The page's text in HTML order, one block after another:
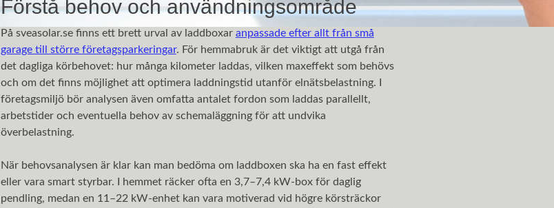
Förstå behov och användningsområde
På sveasolar.se finns ett brett urval av laddboxar anpassade efter allt från små
garage till större företagsparkeringar. För hemmabruk är det viktigt att utgå från
det dagliga körbehovet: hur många kilometer laddas, vilken maxeffekt som behövs
och om det finns möjlighet att optimera laddningstid utanför elnätsbelastning. I
företagsmiljö bör analysen även omfatta antalet fordon som laddas parallellt,
arbetstider och eventuella behov av schemaläggning för att undvika
överbelastning.
När behovsanalysen är klar kan man bedöma om laddboxen ska ha en fast effekt
eller vara smart styrbar. I hemmet räcker ofta en 3,7–7,4 kW-box för daglig
pendling, medan en 11–22 kW-enhet kan vara motiverad vid högre körsträckor